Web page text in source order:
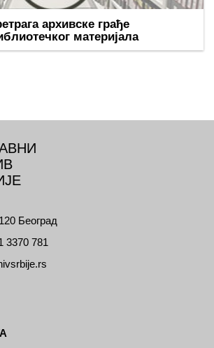
архивске грађе
материјала
Београд
3370 781